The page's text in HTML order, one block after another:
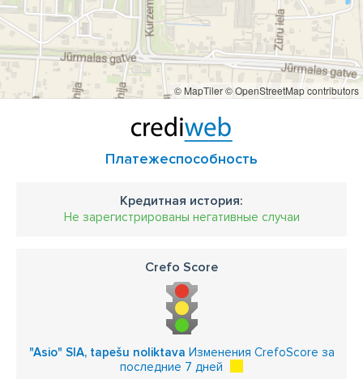
© MapTiler© OpenStreetMap contributors
Платежеспособность
Кредитная история:
Не зарегистрированы негативные случаи
Crefo Score
"Asio" SIA, tapešu noliktava Изменения CrefoScore за
последние 7 дней